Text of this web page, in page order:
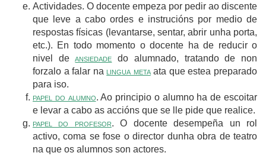
Actividades. O docente empeza por pedir ao discente
que leve a cabo ordes e instrucións por medio de
respostas físicas (levantarse, sentar, abrir unha porta,
etc.). En todo momento o docente ha de reducir o
nivel deansiedade do alumnado, tratando de non
forzalo a falar na lingua metaata que estea preparado
para iso.
papel do alumno. Ao principio o alumno ha de escoitar
e levar a cabo as accións que se lle pide que realice.
papel do profesor. O docente desempeña un rol
activo, coma se fose o director dunha obra de teatro
na que os alumnos son actores.